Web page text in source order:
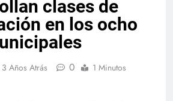
clases de
en los ocho
3 Años Atrás 0 1 Minutos